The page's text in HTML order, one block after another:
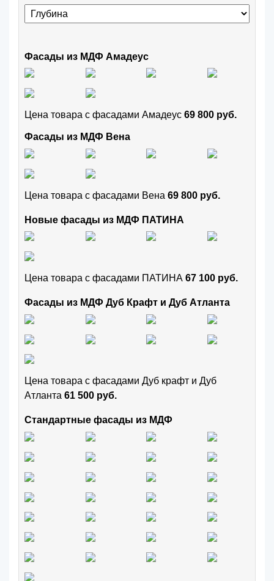
Фасады из МДФ Амадеус
Цена товара с фасадами Амадеус 69 800 руб.
Фасады из МДФ Вена
Цена товара с фасадами Вена 69 800 руб.
Новые фасады из МДФ ПАТИНА
Цена товара с фасадами ПАТИНА 67 100 руб.
Фасады из МДФ Дуб Крафт и Дуб Атланта
Цена товара с фасадами Дуб крафт и Дуб
Атланта 61 500 руб.
Стандартные фасады из МДФ